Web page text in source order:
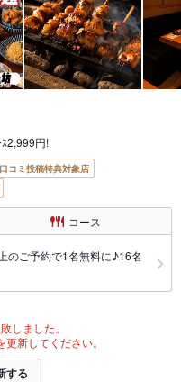
2,999円!
口コミ投稿特典対象店
コース
ご予約で1名無料に♪16名
しました。
新してください。
する